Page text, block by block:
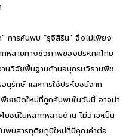
” การค้นพบ “รุจิสิริน” จึงไม่เพียง
หลายทางชีวภาพของประเทศไทย
นวิจัยพื้นฐานด้านอนุกรมวิธานพืช
รักษ์ และการใช้ประโยชน์จาก
ชชนิดใหม่ที่ถูกค้นพบในวันนี้ อาจนำ
ยชน์ในหลากหลายด้าน ไม่ว่าจะเป็น
พบสารทุติยภูมิใหม่ที่มีคุณค่าต่อ